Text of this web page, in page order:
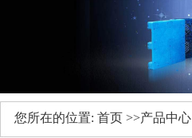
您所在的位置: 首页 >>产品中心